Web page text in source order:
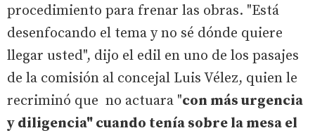
procedimiento para frenar las obras. "Está
desenfocando el tema y no sé dónde quiere
llegar usted", dijo el edil en uno de los pasajes
de la comisión al concejal Luis Vélez, quien le
recriminó que no actuara "con más urgencia
y diligencia" cuando tenía sobre la mesa el